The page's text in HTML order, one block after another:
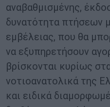
αναβαθμισμένης,
δυνατότητα πτήσεων
εμβέλειας, που θα
να εξυπηρετήσουν
βρίσκονται κυρίως
νοτιοανατολικά της
και ειδικά